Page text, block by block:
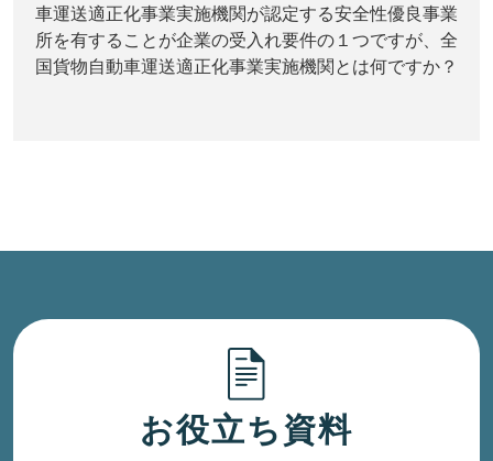
車運送適正化事業実施機関が認定する安全性優良事業
所を有することが企業の受入れ要件の１つですが、全
国貨物自動車運送適正化事業実施機関とは何ですか？
お役立ち資料